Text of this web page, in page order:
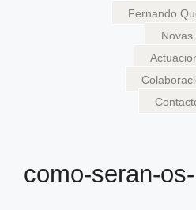
Fernando
Novas
como-seran-